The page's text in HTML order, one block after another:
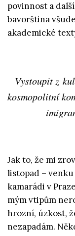
povinnost a
bavorština
akademické
Vystoupit z
kosmopolitní
Jak to, že mi
listopad –
kamarádi v
mým vtipům
hrozní, úzkost,
nezapadám.